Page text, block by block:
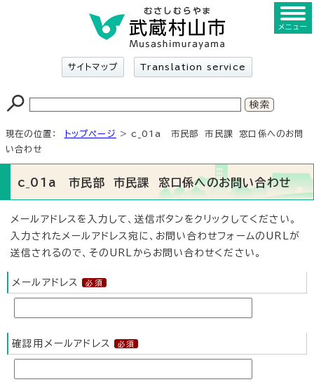
サイトマップ Translation service
メニュー
現在の位置： トップページ
> c_01a 市民部 市民課 窓口係へのお問
い合わせ
c_01a 市民部 市民課 窓口係へのお問い合わせ
メールアドレスを入力して、送信ボタンをクリックしてください。
入力されたメールアドレス宛に、お問い合わせフォームのURLが
送信されるので、そのURLからお問い合わせください。
メールアドレス
確認用メールアドレス